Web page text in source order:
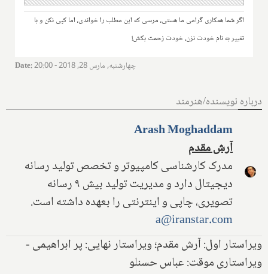
اگر شما همکاری گرامی ما هستی، مرسی که این مطلب را خواندی، اما کپی نکن و با
تغییر به نام خودت نزن، خودت زحمت بکش!
Date: چهارشنبه, مارس 28, 2018 - 20:00
درباره نویسنده/هنرمند
Arash Moghaddam
آرش مقدم
مدرک کارشناسی کامپیوتر و تخصص تولید رسانه
دیجیتال دارد و مدیریت تولید بیش ۹ رسانه
تصویری، چاپی و اینترنتی را بعهده داشته است.
a@iranstar.com
ویراستار اول: آرش مقدم؛ ویراستار نهایی: پر ابراهیمی -
ویراستاری موقت: عباس حسنلو